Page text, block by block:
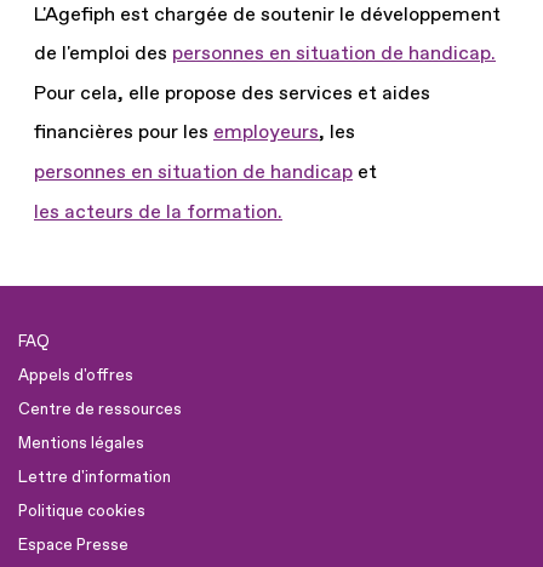
L'Agefiph est chargée de soutenir le développement
de l'emploi des personnes en situation de handicap.
Pour cela, elle propose des services et aides
financières pour les employeurs, les
personnes en situation de handicap et
les acteurs de la formation.
FAQ
Appels d'offres
Centre de ressources
Mentions légales
Lettre d'information
Politique cookies
Espace Presse